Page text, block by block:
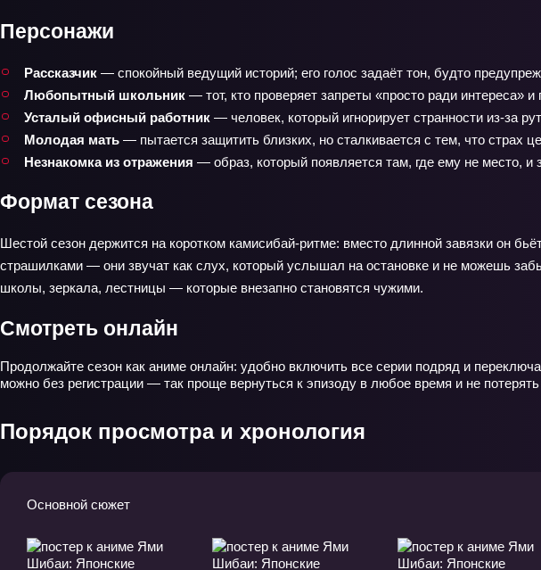
Персонажи
Рассказчик — спокойный ведущий историй; его голос задаёт тон, будто
Любопытный школьник — тот, кто проверяет запреты «просто ради интереса»
Усталый офисный работник — человек, который игнорирует странности из‑за
Молодая мать — пытается защитить близких, но сталкивается с тем, что страх
Незнакомка из отражения — образ, который появляется там, где ему не место, и
Формат сезона
Шестой сезон держится на коротком камисибай‑ритме: вместо длинной завязки он
страшилками — они звучат как слух, который услышал на остановке и не можешь
школы, зеркала, лестницы — которые внезапно становятся чужими.
Смотреть онлайн
Продолжайте сезон как аниме онлайн: удобно включить все серии подряд и
можно без регистрации — так проще вернуться к эпизоду в любое время и не
Порядок просмотра и хронология
Основной сюжет